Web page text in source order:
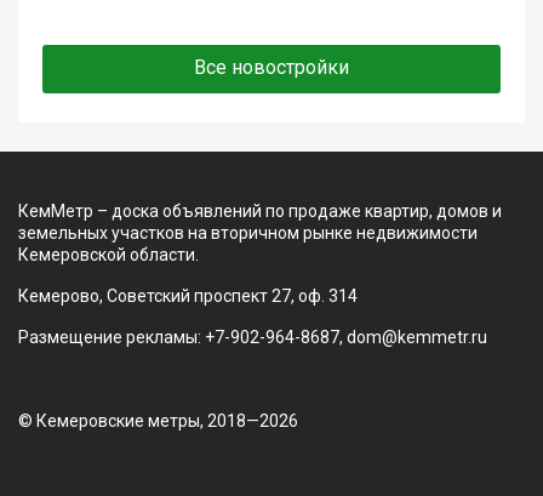
Все новостройки
КемМетр – доска объявлений по продаже квартир, домов и
земельных участков на вторичном рынке недвижимости
Кемеровской области.
Кемерово, Советский проспект 27, оф. 314
Размещение рекламы: +7-902-964-8687, dom@kemmetr.ru
© Кемеровские метры, 2018—2026